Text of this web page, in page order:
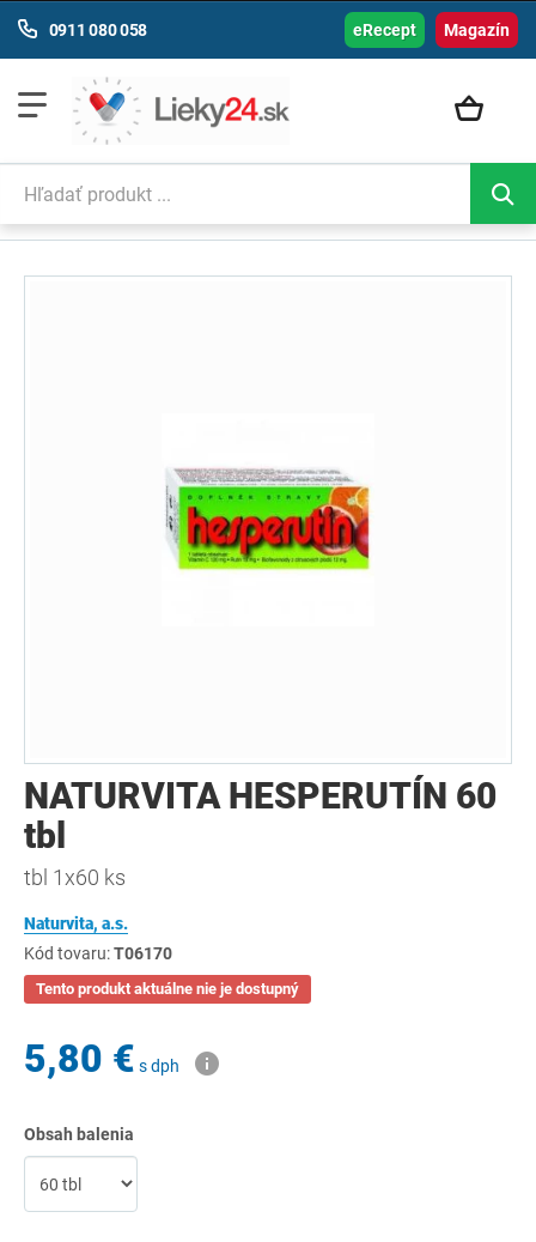
Magazín
0911 080 058 eRecept
NATURVITA HESPERUTÍN 60
tbl
tbl 1x60 ks
Naturvita, a.s.
Kód tovaru:T06170
Tento produkt aktuálne nie je dostupný
5,80 € s dph
Obsah balenia